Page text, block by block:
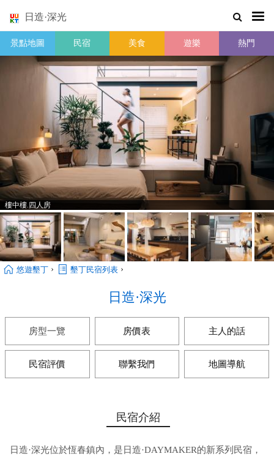
日造·深光
景點地圖 民宿 美食 遊樂 熱門
樓中樓.四人房
悠遊墾丁 › 墾丁民宿列表 ›
日造·深光
房型一覽 房價表 主人的話
民宿評價 聯繫我們 地圖導航
民宿介紹
日造·深光位於恆春鎮內，是日造·DAYMAKER的新系列民宿，